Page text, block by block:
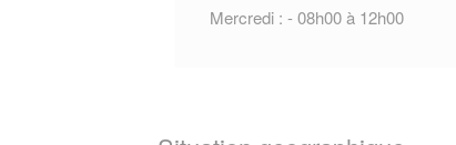
Mercredi : - 08h00 à 12h00